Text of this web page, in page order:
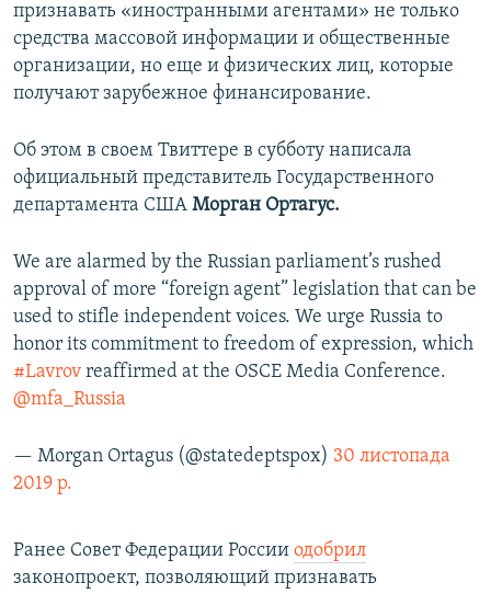
признавать «иностранными агентами» не только
средства массовой информации и общественные
организации, но еще и физических лиц, которые
получают зарубежное финансирование.
Об этом в своем Твиттере в субботу написала
официальный представитель Государственного
департамента США Морган Ортагус.
We are alarmed by the Russian parliament’s rushed
approval of more “foreign agent” legislation that can be
used to stifle independent voices. We urge Russia to
honor its commitment to freedom of expression, which
#Lavrov reaffirmed at the OSCE Media Conference.
@mfa_Russia
— Morgan Ortagus (@statedeptspox) 30 листопада
2019 р.
Ранее Совет Федерации России одобрил
законопроект, позволяющий признавать